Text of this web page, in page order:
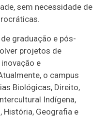
sem necessidade de
graduação e pós-
projetos de
e
o campus
Biológicas, Direito,
Indígena,
História, Geografia e